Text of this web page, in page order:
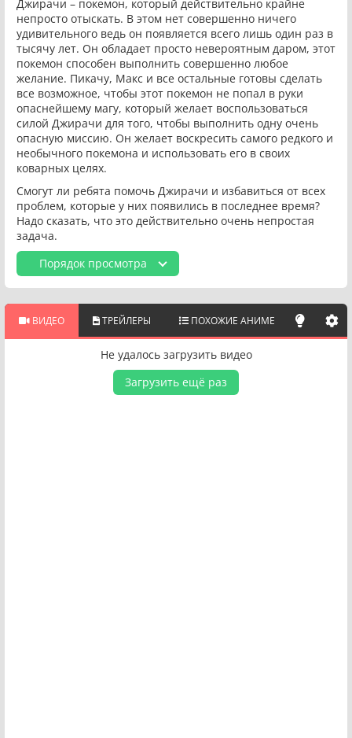
Джирачи – покемон, который действительно крайне
непросто отыскать. В этом нет совершенно ничего
удивительного ведь он появляется всего лишь один раз в
тысячу лет. Он обладает просто невероятным даром, этот
покемон способен выполнить совершенно любое
желание. Пикачу, Макс и все остальные готовы сделать
все возможное, чтобы этот покемон не попал в руки
опаснейшему магу, который желает воспользоваться
силой Джирачи для того, чтобы выполнить одну очень
опасную миссию. Он желает воскресить самого редкого и
необычного покемона и использовать его в своих
коварных целях.
Смогут ли ребята помочь Джирачи и избавиться от всех
проблем, которые у них появились в последнее время?
Надо сказать, что это действительно очень непростая
задача.
Порядок просмотра
ВИДЕО ТРЕЙЛЕРЫ ПОХОЖИЕ АНИМЕ
Не удалось загрузить видео
Загрузить ещё раз